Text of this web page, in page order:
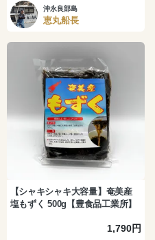
沖永良部島
恵丸船長
【シャキシャキ大容量】奄美産
塩もずく 500g【豊食品工業所】
1,790円